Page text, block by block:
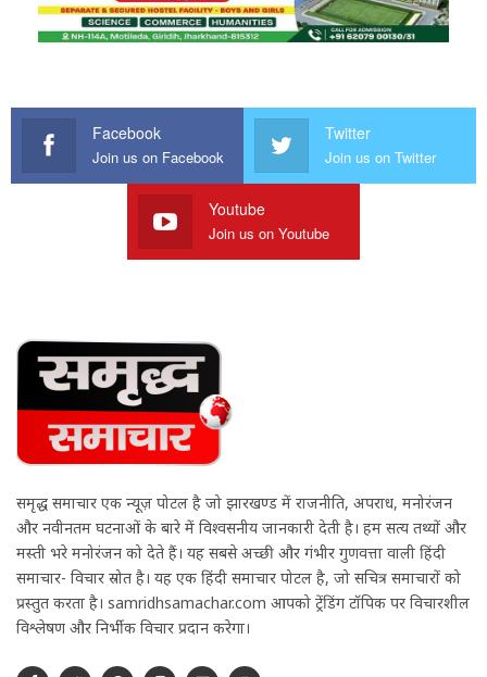
Facebook
Join us on Facebook
Twitter
Join us on Twitter
Youtube
Join us on Youtube
समृद्ध समाचार एक न्यूज़ पोर्टल है जो झारखण्ड में राजनीति, अपराध, मनोरंजन
और नवीनतम घटनाओं के बारे में विश्वसनीय जानकारी देती है। हम सत्य तथ्यों और
मस्ती भरे मनोरंजन को देते हैं। यह सबसे अच्छी और गंभीर गुणवत्ता वाली हिंदी
समाचार- विचार स्रोत है। यह एक हिंदी समाचार पोर्टल है, जो सचित्र समाचारों को
प्रस्तुत करता है। samridhsamachar.com आपको ट्रेंडिंग टॉपिक पर विचारशील
विश्लेषण और निर्भीक विचार प्रदान करेगा।